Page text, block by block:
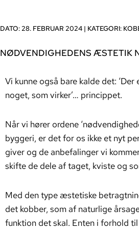
DATO: 28. FEBRUAR 2024 | KATEGORI:
NØDVENDIGHEDENS ÆSTETIK
Vi kunne også bare kalde det:
noget, som virker’… princippet.
Når vi hører ordene
byggeri, er det for os ikke et nyt
giver og de anbefalinger vi
skifte de dele af taget, kviste og
Med den type æstetiske
det kobber, som af naturlige
funktion det skal. Enten i forhold